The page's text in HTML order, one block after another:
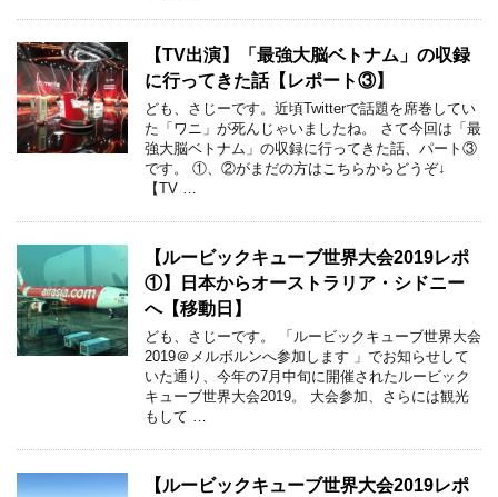
【TV出演】「最強大脳ベトナム」の収録
に行ってきた話【レポート③】
ども、さじーです。近頃Twitterで話題を席巻してい
た「ワニ」が死んじゃいましたね。 さて今回は「最
強大脳ベトナム」の収録に行ってきた話、パート③
です。 ①、②がまだの方はこちらからどうぞ↓
【TV …
【ルービックキューブ世界大会2019レポ
①】日本からオーストラリア・シドニー
へ【移動日】
ども、さじーです。 「ルービックキューブ世界大会
2019＠メルボルンへ参加します 」でお知らせして
いた通り、今年の7月中旬に開催されたルービック
キューブ世界大会2019。 大会参加、さらには観光
もして …
【ルービックキューブ世界大会2019レポ